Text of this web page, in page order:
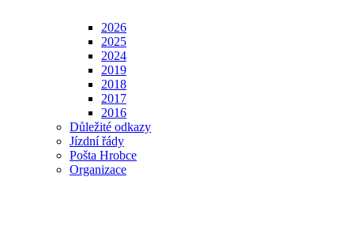
2026
2025
2024
2019
2018
2017
2016
Důležité odkazy
Jízdní řády
Pošta Hrobce
Organizace